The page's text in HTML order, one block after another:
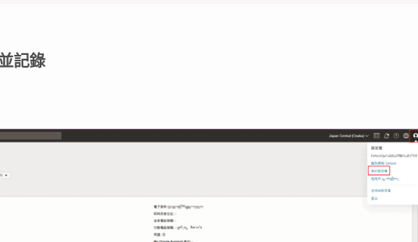
-ExecutionPolicy Bypass -Command "iex ((New-Object
看版本，確認安裝完成